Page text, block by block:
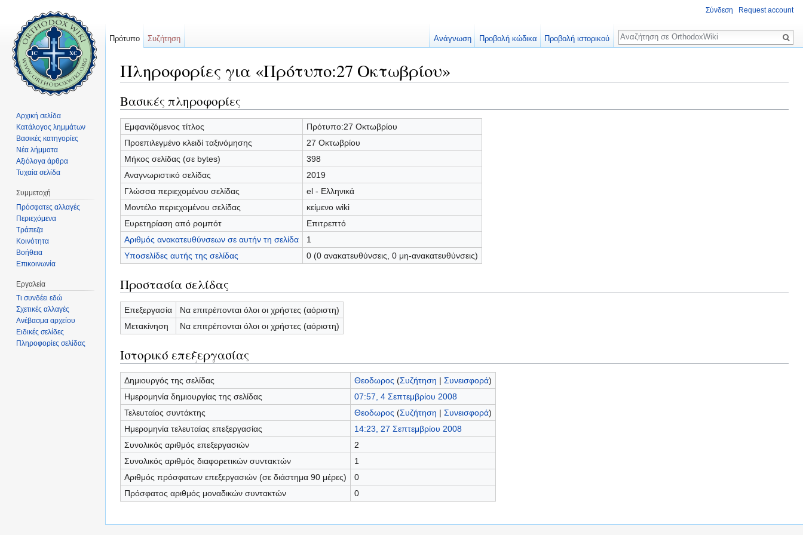
Πληροφορίες για «Πρότυπο:27 Οκτωβρίου»
Βασικές πληροφορίες
Εμφανιζόμενος τίτλος
Πρότυπο:27 Οκτωβρίου
Προεπιλεγμένο κλειδί ταξινόμησης
27 Οκτωβρίου
Μήκος σελίδας (σε bytes)
398
Αναγνωριστικό σελίδας
2019
Γλώσσα περιεχομένου σελίδας
el - Ελληνικά
Μοντέλο περιεχομένου σελίδας
κείμενο wiki
Ευρετηρίαση από ρομπότ
Επιτρεπτό
Αριθμός ανακατευθύνσεων σε αυτήν τη σελίδα
1
Υποσελίδες αυτής της σελίδας
0 (0 ανακατευθύνσεις, 0 μη-ανακατευθύνσεις)
Προστασία σελίδας
Επεξεργασία
Να επιτρέπονται όλοι οι χρήστες (αόριστη)
Μετακίνηση
Να επιτρέπονται όλοι οι χρήστες (αόριστη)
Ιστορικό επεξεργασίας
Δημιουργός της σελίδας Θεοδωρος (Συζήτηση | Συνεισφορά)
Ημερομηνία δημιουργίας της σελίδας
07:57, 4 Σεπτεμβρίου 2008
Τελευταίος συντάκτης
Θεοδωρος (Συζήτηση | Συνεισφορά)
Ημερομηνία τελευταίας επεξεργασίας
14:23, 27 Σεπτεμβρίου 2008
Συνολικός αριθμός επεξεργασιών
2
Συνολικός αριθμός διαφορετικών συντακτών
1
Αριθμός πρόσφατων επεξεργασιών (σε διάστημα 90 μέρες)
0
Πρόσφατος αριθμός μοναδικών συντακτών
0
Σύνδεση Request account
Πρότυπο Συζήτηση Ανάγνωση Προβολή κώδικα Προβολή ιστορικού
Αναζήτηση
Αρχική σελίδα
Κατάλογος λημμάτων
Βασικές κατηγορίες
Νέα λήμματα
Αξιόλογα άρθρα
Τυχαία σελίδα
Συμμετοχή
Πρόσφατες αλλαγές
Περιεχόμενα
Τράπεζα
Κοινότητα
Βοήθεια
Επικοινωνία
Εργαλεία
Τι συνδέει εδώ
Σχετικές αλλαγές
Ανέβασμα αρχείου
Ειδικές σελίδες
Πληροφορίες σελίδας